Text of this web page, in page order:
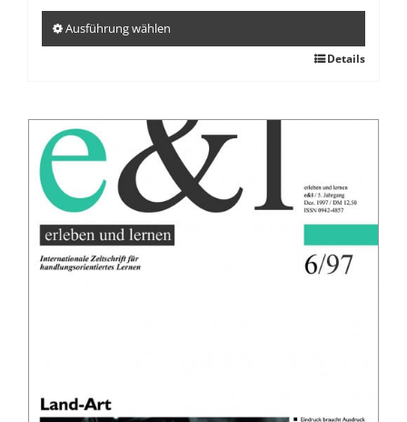
Ausführung wählen
mehrere
Varianten
auf.
Die
Optionen
können
auf
Details